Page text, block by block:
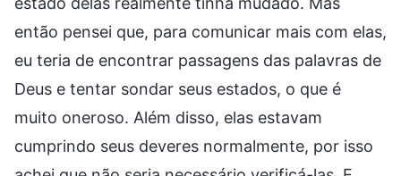
então pensei que, para comunicar mais com elas,
eu teria de encontrar passagens das palavras de
Deus e tentar sondar seus estados, o que é
muito oneroso. Além disso, elas estavam
cumprindo seus deveres normalmente, por isso